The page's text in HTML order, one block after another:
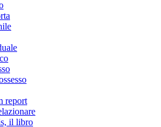
report
il libro